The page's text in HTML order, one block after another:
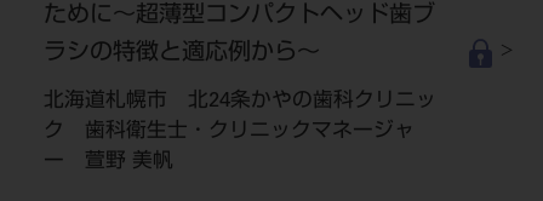
ために～超薄型コンパクトヘッド歯ブ
ラシの特徴と適応例から～
北海道札幌市 北24条かやの歯科クリニッ
ク 歯科衛生士・クリニックマネージャ
ー 萱野 美帆